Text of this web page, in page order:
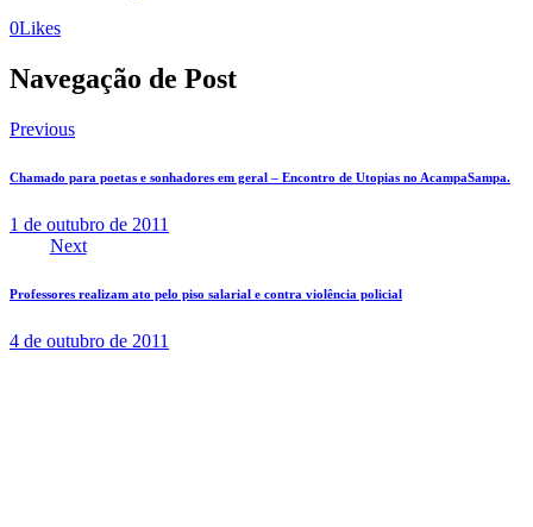
0Likes
Navegação de Post
Previous
Chamado para poetas e sonhadores em geral – Encontro de Utopias no AcampaSampa.
1 de outubro de 2011
Next
Professores realizam ato pelo piso salarial e contra violência policial
4 de outubro de 2011